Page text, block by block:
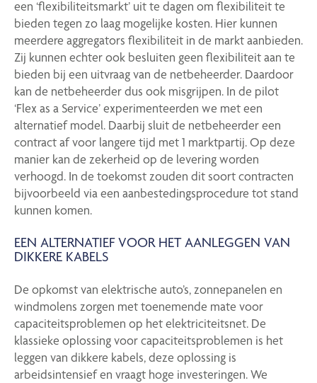
een ‘flexibiliteitsmarkt’ uit te dagen om flexibiliteit te
bieden tegen zo laag mogelijke kosten. Hier kunnen
meerdere aggregators flexibiliteit in de markt aanbieden.
Zij kunnen echter ook besluiten geen flexibiliteit aan te
bieden bij een uitvraag van de netbeheerder. Daardoor
kan de netbeheerder dus ook misgrijpen. In de pilot
‘Flex as a Service’ experimenteerden we met een
alternatief model. Daarbij sluit de netbeheerder een
contract af voor langere tijd met 1 marktpartij. Op deze
manier kan de zekerheid op de levering worden
verhoogd. In de toekomst zouden dit soort contracten
bijvoorbeeld via een aanbestedingsprocedure tot stand
kunnen komen.
EEN ALTERNATIEF VOOR HET AANLEGGEN VAN
DIKKERE KABELS
De opkomst van elektrische auto’s, zonnepanelen en
windmolens zorgen met toenemende mate voor
capaciteitsproblemen op het elektriciteitsnet. De
klassieke oplossing voor capaciteitsproblemen is het
leggen van dikkere kabels, deze oplossing is
arbeidsintensief en vraagt hoge investeringen. We